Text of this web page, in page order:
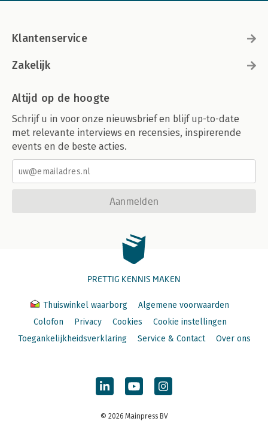
Klantenservice
Zakelijk
Altijd op de hoogte
Schrijf u in voor onze nieuwsbrief en blijf up-to-date
met relevante interviews en recensies, inspirerende
events en de beste acties.
Aanmelden
PRETTIG KENNIS MAKEN
Thuiswinkel waarborg
Algemene voorwaarden
Colofon
Privacy Cookies
Cookie instellingen
Toegankelijkheidsverklaring
Service & Contact Over ons
© 2026 Mainpress BV